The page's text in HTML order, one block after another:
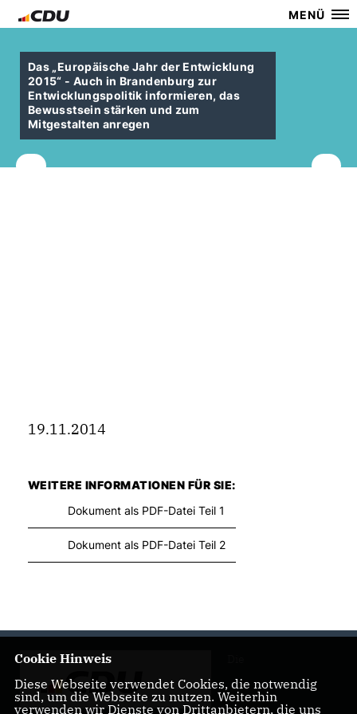
MENÜ
Das „Europäische Jahr der Entwicklung
2015“ - Auch in Brandenburg zur
Entwicklungspolitik informieren, das
Bewusstsein stärken und zum
Mitgestalten anregen
19.11.2014
WEITERE INFORMATIONEN FÜR SIE:
Dokument als PDF-Datei Teil 1
Dokument als PDF-Datei Teil 2
Cookie Hinweis
Diese Webseite verwendet Cookies, die notwendig
sind, um die Webseite zu nutzen. Weiterhin
verwenden wir Dienste von Drittanbietern, die uns